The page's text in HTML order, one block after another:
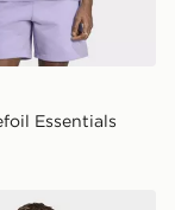
Essentials
shirt Ampia